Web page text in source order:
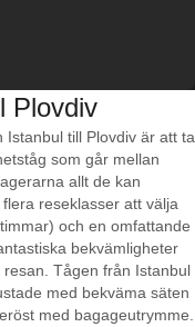
Plovdiv
till Plovdiv är att ta
som går mellan
allt de kan
reseklasser att välja
och en omfattande
bekvämligheter
Tågen från Istanbul
med bekväma säten
med bagageutrymme.